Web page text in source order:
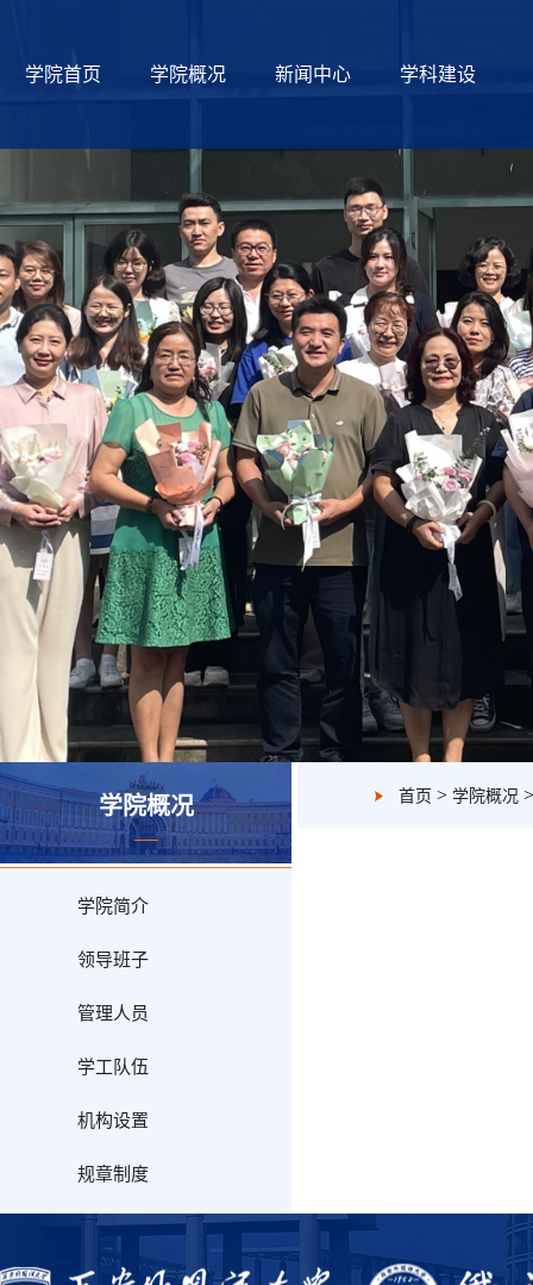
学院首页 学院概况 新闻中心 学科建设
学院概况
学院简介
领导班子
管理人员
学工队伍
机构设置
规章制度
首页 > 学院概况